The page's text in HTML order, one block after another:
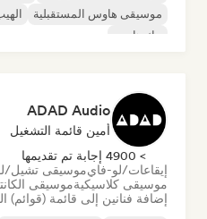
موسيقى هاوس المستقبلية
تيك هاوس
ADAD Audio
أمين قائمة التشغيل
> 4900 إجابة تم تقديمها
إيقاعات/لو-فايموسيقى تشيل/
موسيقى كلاسيكيةموسيقى
إضافة فنانين إلى قائمة (قوائم)